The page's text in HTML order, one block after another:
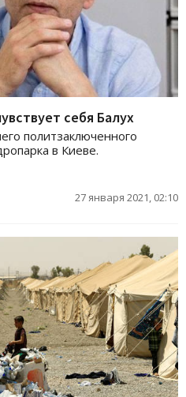
себя Балух
политзаключенного
в Киеве.
27 января 2021, 02:10